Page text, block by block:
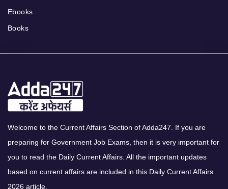
Ebooks
Books
Welcome to the Current Affairs Section of Adda247. If you are
preparing for Government Job Exams, then it is very important for
you to read the Daily Current Affairs. All the important updates
based on current affairs are included in this Daily Current Affairs
2026 article.